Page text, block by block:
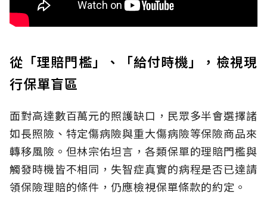
從「理賠門檻」、「給付時機」，檢視現
行保單盲區
面對高達數百萬元的照護缺口，民眾多半會選擇諸
如長照險、特定傷病險與重大傷病險等保險商品來
轉移風險。但林宗佑坦言，各類保單的理賠門檻與
觸發時機皆不相同，失智症真實的病程是否已達請
領保險理賠的條件，仍應檢視保單條款的約定。